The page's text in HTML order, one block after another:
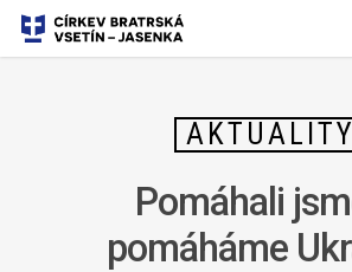
AKTUALITY
Pomáhali
pomáháme